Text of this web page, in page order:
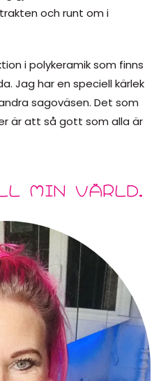
och runt om i
i polykeramik som finns
Jag har en speciell kärlek
sagoväsen. Det som
är att så gott som alla är
MIN VÄRLD.